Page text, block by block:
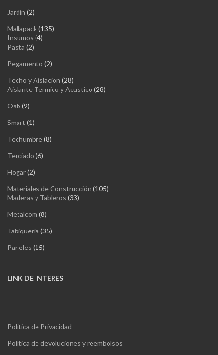
Jardin 22
Mallapack 135135
Insumos 44
Pasta 22
Pegamento 22
Techo y Aislacion 2828
productos
Aislante Termico y Acustico 2828
Osb 99
Smart 11
Techumbre 88
Terciado 66
Hogar 22
Materiales de Construcción 105105
Maderas y Tableros 3333
Metalcom 88
Tabiquería 3535
Paneles 1515
LINK DE INTERES
Política de Privacidad
Política de devoluciones y reembolsos